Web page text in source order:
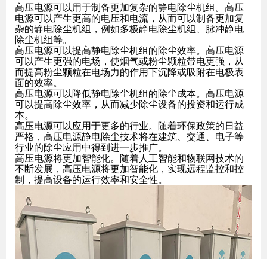
高压电源可以用于制备更加复杂的静电除尘机组。高压
电源可以产生更高的电压和电流，从而可以制备更加复
杂的静电除尘机组，例如多极静电除尘机组、脉冲静电
除尘机组等。
高压电源可以提高静电除尘机组的除尘效率。高压电源
可以产生更强的电场，使烟气或粉尘颗粒带电更强，从
而提高粉尘颗粒在电场力的作用下沉降或吸附在电极表
面的效率。
高压电源可以降低静电除尘机组的除尘成本。高压电源
可以提高除尘效率，从而减少除尘设备的投资和运行成
本。
高压电源可以应用于更多的行业。随着环保政策的日益
严格，高压电源静电除尘技术将在建筑、交通、电子等
行业的除尘应用中得到进一步推广。
高压电源将更加智能化。随着人工智能和物联网技术的
不断发展，高压电源将更加智能化，实现远程监控和控
制，提高设备的运行效率和安全性。